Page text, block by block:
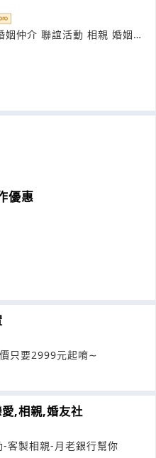
仲介 聯誼活動 相親 婚姻媒
優惠
只要2999元起唷∼
,相親,婚友社
客製相親-月老銀行幫你‎